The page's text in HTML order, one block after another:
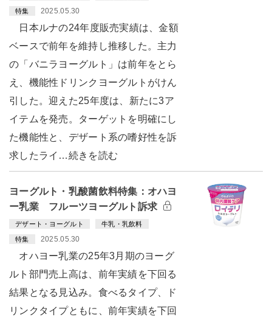
特集 2025.05.30
日本ルナの24年度販売実績は、金額
ベースで前年を維持し推移した。主力
の「バニラヨーグルト」は前年をとら
え、機能性ドリンクヨーグルトがけん
引した。迎えた25年度は、新たに3ア
イテムを発売。ターゲットを明確にし
た機能性と、デザート系の嗜好性を訴
求したライ…続きを読む
ヨーグルト・乳酸菌飲料特集：オハヨ
ー乳業 フルーツヨーグルト訴求
デザート・ヨーグルト 牛乳・乳飲料
特集 2025.05.30
オハヨー乳業の25年3月期のヨーグ
ルト部門売上高は、前年実績を下回る
結果となる見込み。食べるタイプ、ド
リンクタイプともに、前年実績を下回